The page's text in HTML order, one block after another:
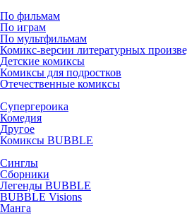
По фильмам
По играм
По мультфильмам
Комикс-версии литературных
Детские комиксы
Комиксы для подростков
Отечественные комиксы
Супергероика
Комедия
Другое
Комиксы BUBBLE
Синглы
Сборники
Легенды BUBBLE
BUBBLE Visions
Манга